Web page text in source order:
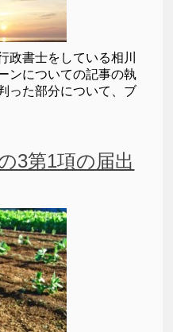
政書士をしている相川
ンについての記事の執
った部分について、ブ
3第1項の届出